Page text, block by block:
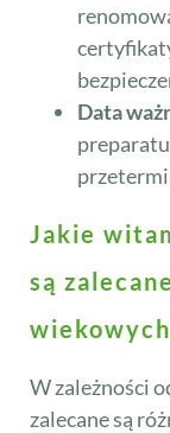
Data
Jakie
są
W zależności
zalecane są